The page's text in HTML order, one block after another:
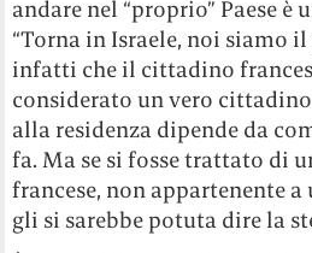
andare nel “proprio” Paese è
“Torna in Israele, noi siamo
infatti che il cittadino
considerato un vero
alla residenza dipende da
fa. Ma se si fosse trattato di
francese, non appartenente
gli si sarebbe potuta dire la